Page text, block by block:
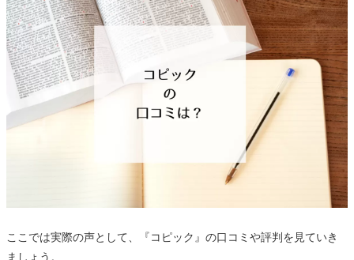
ここでは実際の声として、『コピック』の口コミや評判を見ていき
ましょう。